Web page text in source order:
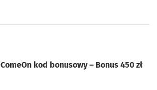
ComeOn kod bonusowy – Bonus 450 zł